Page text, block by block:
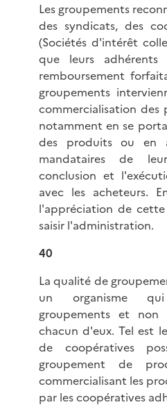
Les groupements
des syndicats, des
(Sociétés d'intérêt
que leurs adhérents
remboursement
groupements
commercialisation
notamment en se
des produits ou en
mandataires de
conclusion et
avec les acheteurs.
l'appréciation de
saisir l'administration.
40
La qualité de
un organisme
groupements et non
chacun d'eux. Tel est
de coopératives
groupement de
commercialisant les
par les coopératives